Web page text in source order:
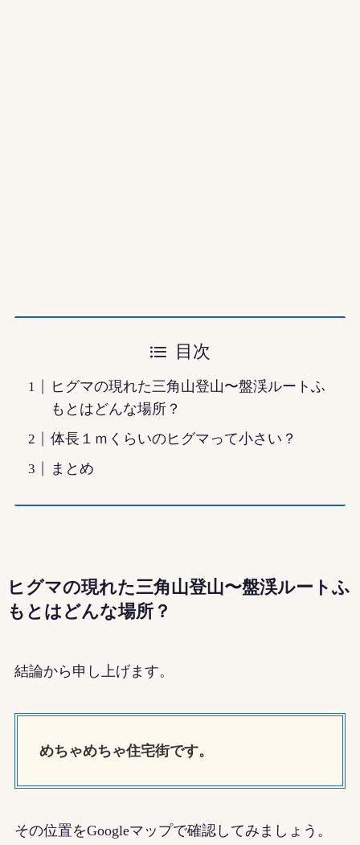
目次
ヒグマの現れた三角山登山〜盤渓ルートふ
もとはどんな場所？
体長１ｍくらいのヒグマって小さい？
まとめ
ヒグマの現れた三角山登山〜盤渓ルートふ
もとはどんな場所？
結論から申し上げます。
めちゃめちゃ住宅街です。
その位置をGoogleマップで確認してみましょう。